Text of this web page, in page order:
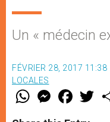
Un « médecin
FÉVRIER 28, 2017 11:38
LOCALES
W M
e
F
a w